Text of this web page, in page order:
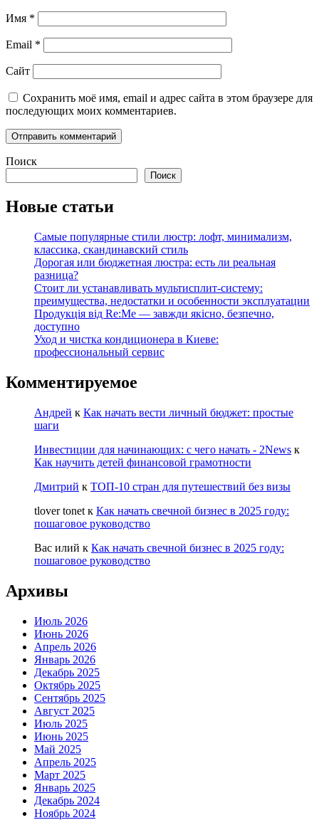
Имя *
Email *
Сайт
Сохранить моё имя, email и адрес сайта в этом браузере для
последующих моих комментариев.
Поиск
Поиск
Новые статьи
Самые популярные стили люстр: лофт, минимализм,
классика, скандинавский стиль
Дорогая или бюджетная люстра: есть ли реальная
разница?
Стоит ли устанавливать мультисплит-систему:
преимущества, недостатки и особенности эксплуатации
Продукція від Re:Me — завжди якісно, безпечно,
доступно
Уход и чистка кондиционера в Киеве:
профессиональный сервис
Комментируемое
Андрей к Как начать вести личный бюджет: простые
шаги
Инвестиции для начинающих: с чего начать - 2News к
Как научить детей финансовой грамотности
Дмитрий к ТОП-10 стран для путешествий без визы
tlover tonet к Как начать свечной бизнес в 2025 году:
пошаговое руководство
Вас илий к Как начать свечной бизнес в 2025 году:
пошаговое руководство
Архивы
Июль 2026
Июнь 2026
Апрель 2026
Январь 2026
Декабрь 2025
Октябрь 2025
Сентябрь 2025
Август 2025
Июль 2025
Июнь 2025
Май 2025
Апрель 2025
Март 2025
Январь 2025
Декабрь 2024
Ноябрь 2024